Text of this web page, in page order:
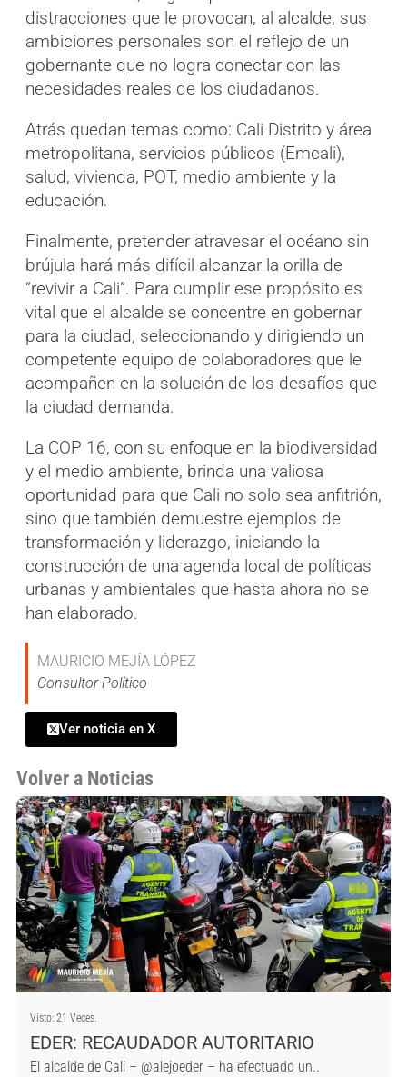
distracciones que le provocan, al alcalde, sus
ambiciones personales son el reflejo de un
gobernante que no logra conectar con las
necesidades reales de los ciudadanos.
Atrás quedan temas como: Cali Distrito y área
metropolitana, servicios públicos (Emcali),
salud, vivienda, POT, medio ambiente y la
educación.
Finalmente, pretender atravesar el océano sin
brújula hará más difícil alcanzar la orilla de
“revivir a Cali”. Para cumplir ese propósito es
vital que el alcalde se concentre en gobernar
para la ciudad, seleccionando y dirigiendo un
competente equipo de colaboradores que le
acompañen en la solución de los desafíos que
la ciudad demanda.
La COP 16, con su enfoque en la biodiversidad
y el medio ambiente, brinda una valiosa
oportunidad para que Cali no solo sea anfitrión,
sino que también demuestre ejemplos de
transformación y liderazgo, iniciando la
construcción de una agenda local de políticas
urbanas y ambientales que hasta ahora no se
han elaborado.
MAURICIO MEJÍA LÓPEZ
Consultor Político
Ver noticia en X
Volver a Noticias
Visto: 21 Veces.
EDER: RECAUDADOR AUTORITARIO
El alcalde de Cali – @alejoeder – ha efectuado un..